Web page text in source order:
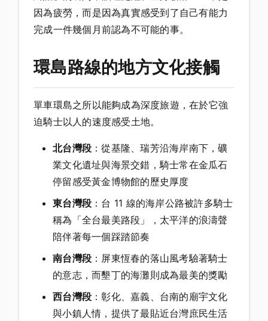
因為疲勞，而是因為真實感受到了自己有能力
完成一件幾個月前認為不可能的事。
環島路線的地方文化接觸
單車環島之所以能夠成為深度旅遊，在於它強
迫騎士以人的速度感受土地。
北台灣段 ：從基隆、瑞芳沿海岸南下，礦
業文化遺址與海景交錯，騎士常在金瓜石
停留感受黃金博物館的歷史厚度
東台灣段 ：台 11 線的海岸公路被許多騎士
稱為「全台最美路段」，太平洋的浪濤聲
陪伴著每一個踩踏節奏
南台灣段 ：屏東恆春的落山風考驗著騎士
的意志，而墾丁的海灘則成為最美的獎勵
西台灣段 ：彰化、嘉義、台南的廟宇文化
與小鎮人情，提供了最貼近台灣庶民生活